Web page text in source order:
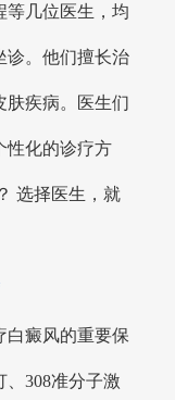
等几位医生，均
诊。他们擅长治
肤疾病。医生们
性化的诊疗方
选择医生，就
白癜风的重要保
308准分子激